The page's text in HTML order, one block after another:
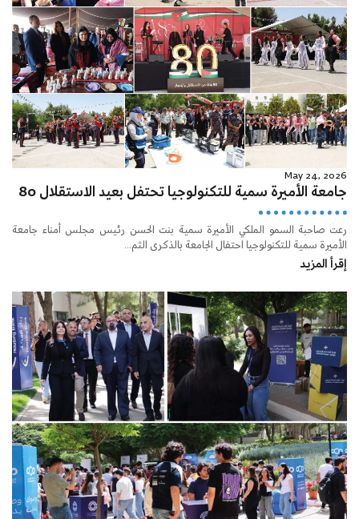
May 24, 2026
جامعة الأميرة سمية للتكنولوجيا تحتفل بعيد الاستقلال 80
رعت صاحبة السمو الملكي الأميرة سمية بنت الحسن رئيس مجلس أمناء جامعة
الأميرة سمية للتكنولوجيا احتفال الجامعة بالذكرى الثم...
إقرأ المزيد